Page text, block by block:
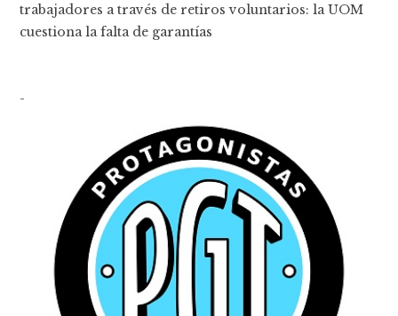
trabajadores a través de retiros voluntarios: la UOM
cuestiona la falta de garantías
-